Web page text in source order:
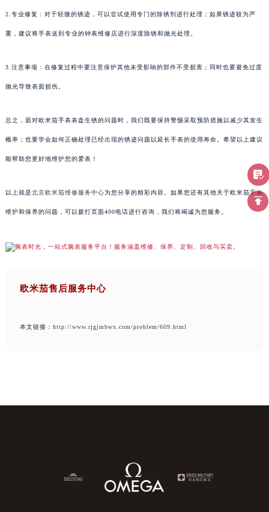
2.专业修复：对于轻微的锈迹，可以尝试使用专门的除锈剂进行处理；如果锈迹较为严
重，建议将手表送到专业的钟表维修店进行深度除锈和抛光处理。
3.注意事项：在修复过程中要注意保护其他未受影响的部件不受损害；同时也要避免过度
抛光导致表面损伤。
总之，面对欧米茄手表表盘生锈的问题时，我们既要保持警惕采取预防措施以减少其发生
概率；也要学会如何正确处理已经出现的锈迹问题以延长手表的使用寿命。希望以上建议
能帮助您更好地维护您的爱表！
以上就是北京欧米茄维修服务中心为您分享的精彩内容。如果您还有其他关于欧米茄手表
维护和保养的问题，可以拨打页面400电话进行咨询，我们将竭诚为您服务。
欧米茄售后服务中心
本文链接： http://www.rjgjmbwx.com/problem/609.html